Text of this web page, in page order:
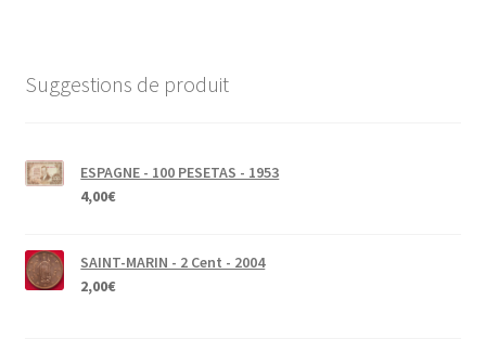
Suggestions de produit
ESPAGNE - 100 PESETAS - 1953
4,00€
SAINT-MARIN - 2 Cent - 2004
2,00€